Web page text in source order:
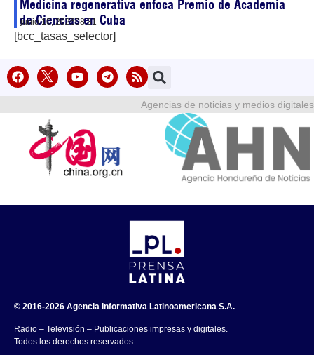
Medicina regenerativa enfoca Premio de Academia
de Ciencias en Cuba
junio 10, 202608:31
[bcc_tasas_selector]
Agencias de noticias y medios digitales
© 2016-2026 Agencia Informativa Latinoamericana S.A.
Radio – Televisión – Publicaciones impresas y digitales.
Todos los derechos reservados.